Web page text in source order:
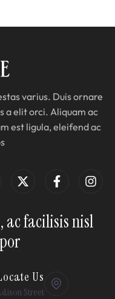
varius. Duis ornare
a elit orci. Aliquam ac
est ligula, eleifend ac
ac facilisis nisl
Us
Street